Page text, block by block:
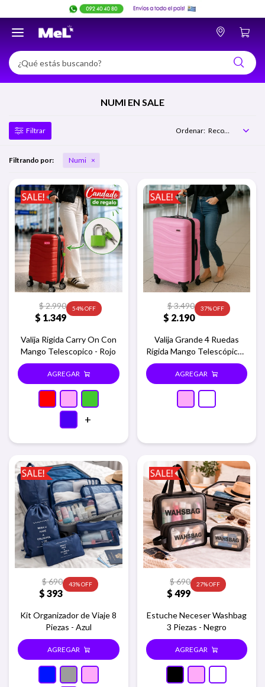

NUMI EN SALE
Recomendados
Filtrando por: Numi
$ 1.349
$2.990 54
Valija Rigida Carry On Con
Mango Telescopico - Rojo
$ 2.190
$3.490 37
Valija Grande 4 Ruedas
Rígida Mango Telescópico -
Rosa
$ 393
$690 43
Kit Organizador de Viaje 8
Piezas - Azul
$ 499
$690 27
Estuche Neceser Washbag
3 Piezas - Negro